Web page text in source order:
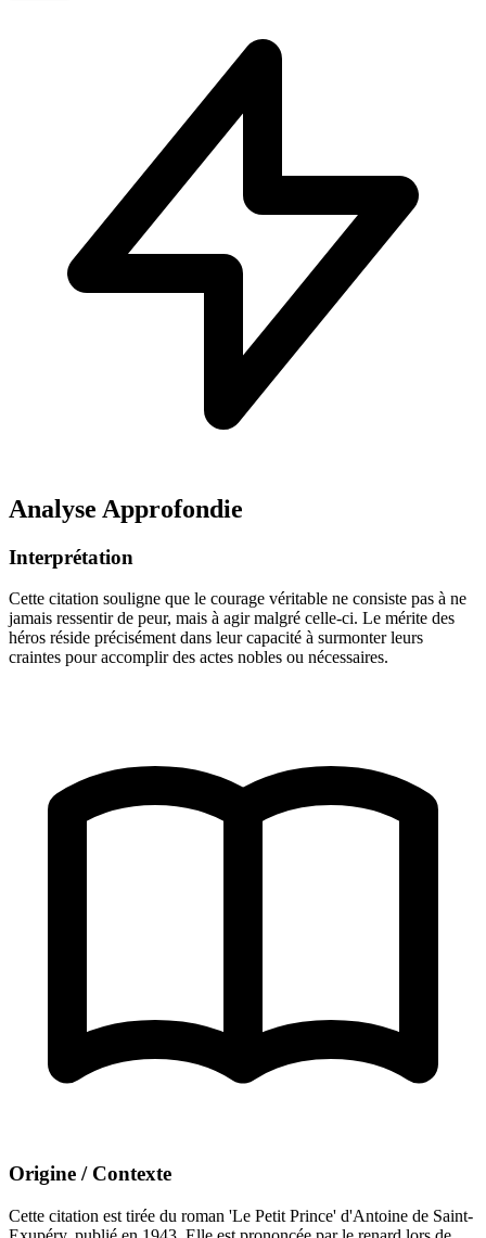
Analyse Approfondie
Interprétation
Cette citation souligne que le courage véritable ne consiste pas à ne
jamais ressentir de peur, mais à agir malgré celle-ci. Le mérite des
héros réside précisément dans leur capacité à surmonter leurs
craintes pour accomplir des actes nobles ou nécessaires.
Origine / Contexte
Cette citation est tirée du roman 'Le Petit Prince' d'Antoine de Saint-